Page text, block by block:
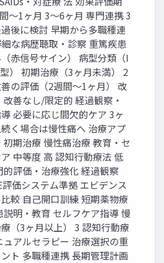
〜1ヶ⽉ 3〜6ヶ⽉ 専⾨連携 3
後に検討 早期から多職種連
な病歴聴取‧診察 重篤疾患
⾚信号サイン） 病型分類（I
） 初期治療（3ヶ⽉未満） 2
の評価（2週間〜1ヶ⽉） 改
改善なし/限定的 経過観察‧
必要に応じ間⽋的ケア 3ヶ
く場合は慢性痛へ 治療アプ
初期治療 慢性痛治療 教育‧セ
中等度 ⾼ 認知⾏動療法 低
的評価‧治療強化 経過観察
評価システム準拠 エビデンス
較 ⾃⼰開⼝訓練 短期薬物療
説明‧教育 セルフケア指導 慢
（3ヶ⽉以上） 3 認知⾏動療
ュアルセラピー 治療選択の重
ト 多職種連携 ⻑期管理計画